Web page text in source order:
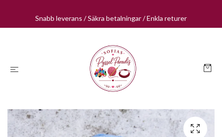
Snabb leverans / Säkra betalningar / Enkla returer